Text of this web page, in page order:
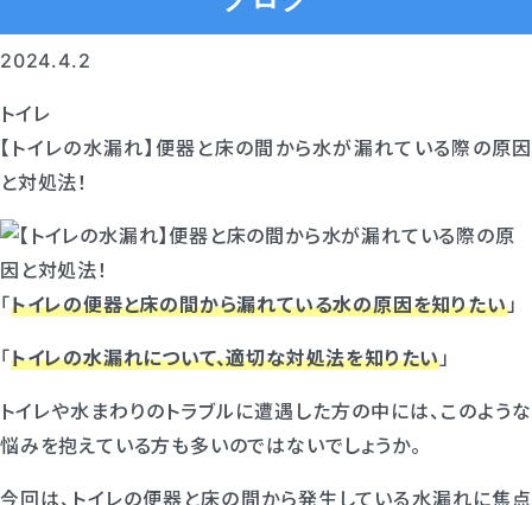
2024.4.2
トイレ
【トイレの水漏れ】便器と床の間から水が漏れている際の原因
と対処法！
「トイレの便器と床の間から漏れている水の原因を知りたい」
「トイレの水漏れについて、適切な対処法を知りたい」
トイレや水まわりのトラブルに遭遇した方の中には、このような
悩みを抱えている方も多いのではないでしょうか。
今回は、トイレの便器と床の間から発生している水漏れに焦点